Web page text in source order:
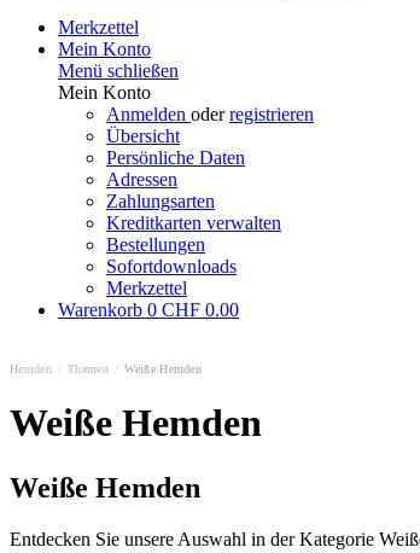
Merkzettel
Mein Konto
Menü schließen
Mein Konto
Anmelden oderregistrieren
Übersicht
Persönliche Daten
Adressen
Zahlungsarten
Kreditkarten verwalten
Bestellungen
Sofortdownloads
Merkzettel
Warenkorb 0 CHF 0.00
Hemden Themen Weiße Hemden
Weiße Hemden
Weiße Hemden
Entdecken Sie unsere Auswahl in der Kategorie